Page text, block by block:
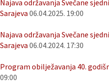
Najava održavanja Svečane
Sarajeva 06.04.2025. 19:00
Najava održavanja Svečane
Sarajeva 06.04.2024. 17:30
Program obilježavanja 40.
09:00